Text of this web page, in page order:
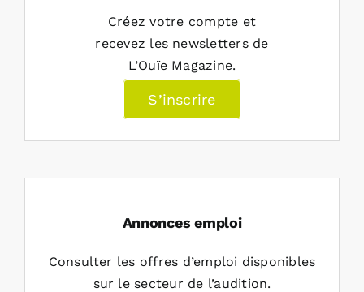
Créez votre compte et
recevez les newsletters de
L’Ouïe Magazine.
S’inscrire
Annonces emploi
Consulter les offres d’emploi disponibles
sur le secteur de l’audition.